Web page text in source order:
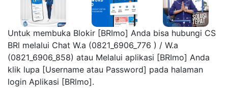
Untuk membuka Blokir [BRImo] Anda bisa hubungi CS
BRl melalui Chat W.a (0821_6906_776 ) / W.a
(0821_6906_858) atau Melalui aplikasi [BRImo] Anda
klik lupa [Username atau Password] pada halaman
login Aplikasi [BRlmo].